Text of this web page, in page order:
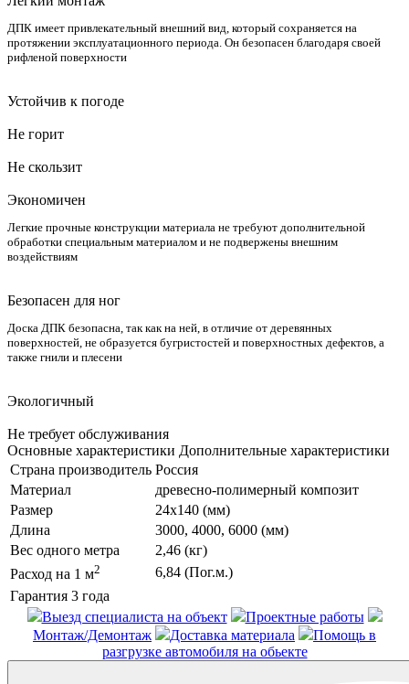
ДПК имеет привлекательный внешний вид, который сохраняется на
протяжении эксплуатационного периода. Он безопасен благодаря своей
рифленой поверхности
Устойчив к погоде
Не горит
Не скользит
Экономичен
Легкие прочные конструкции материала не требуют дополнительной
обработки специальным материалом и не подвержены внешним
воздействиям
Безопасен для ног
Доска ДПК безопасна, так как на ней, в отличие от деревянных
поверхностей, не образуется бугристостей и поверхностных дефектов, а
также гнили и плесени
Экологичный
Не требует обслуживания
Основные характеристики Дополнительные характеристики
Страна производитель Россия
Материал
древесно-полимерный композит
Размер
24x140 (мм)
Длина
3000, 4000, 6000 (мм)
Вес одного метра
2,46 (кг)
Расход на 1 м2
6,84 (Пог.м.)
Гарантия 3 года
Выезд специалиста на объект
Проектные работы
Монтаж/Демонтаж
Доставка материала
Помощь в
разгрузке автомобиля на обьекте